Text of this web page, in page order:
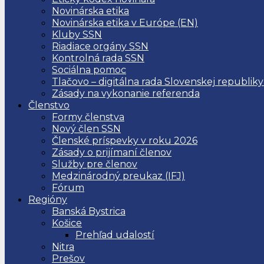
Novinárska etika
Novinárska etika v Európe (EN)
Kluby SSN
Riadiace orgány SSN
Kontrolná rada SSN
Sociálna pomoc
Tlačovo – digitálna rada Slovenskej republiky
Zásady na vykonanie referenda
Členstvo
Formy členstva
Nový člen SSN
Členské príspevky v roku 2026
Zásady o prijímaní členov
Služby pre členov
Medzinárodný preukaz (IFJ)
Fórum
Regióny
Banská Bystrica
Košice
Prehľad udalostí
Nitra
Prešov